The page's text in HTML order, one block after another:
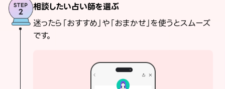
相談したい占い師を選ぶ
迷ったら「おすすめ」や「おまかせ」を使うとスムーズ
です。